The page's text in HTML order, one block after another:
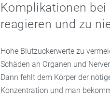
Komplikationen
reagieren und zu
Hohe Blutzuckerwerte zu
Schäden an Organen und
Dann fehlt dem Körper der
Konzentration und man